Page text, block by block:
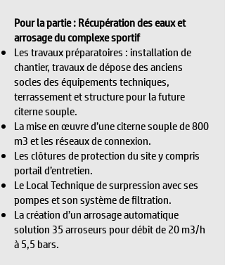
Pour la partie : Récupération des eaux et
arrosage du complexe sportif
Les travaux préparatoires : installation de
chantier, travaux de dépose des anciens
socles des équipements techniques,
terrassement et structure pour la future
citerne souple.
La mise en œuvre d’une citerne souple de 800
m3 et les réseaux de connexion.
Les clôtures de protection du site y compris
portail d’entretien.
Le Local Technique de surpression avec ses
pompes et son système de filtration.
La création d’un arrosage automatique
solution 35 arroseurs pour débit de 20 m3/h
à 5,5 bars.